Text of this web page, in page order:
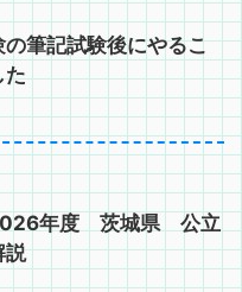
筆記試験後にやるこ
た
2026年度 茨城県 公立